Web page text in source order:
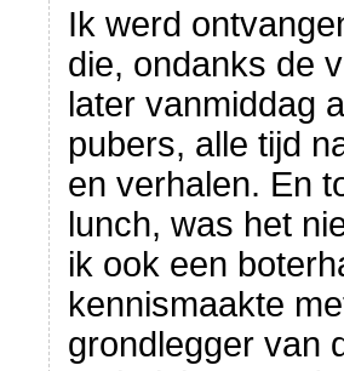
Ik werd
die, ondanks de
later vanmiddag
pubers, alle tijd
en verhalen. En
lunch, was het
ik ook een
kennismaakte
grondlegger van